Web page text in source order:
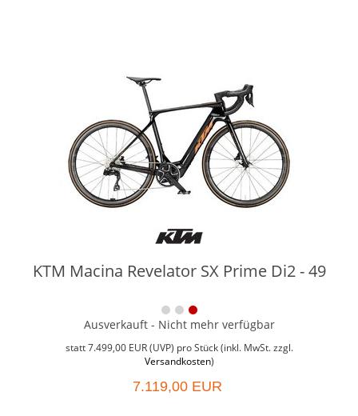
KTM Macina Revelator SX Prime Di2 - 49
Ausverkauft - Nicht mehr verfügbar
statt7.499,00 EUR(UVP) pro Stück (inkl. MwSt. zzgl.
Versandkosten)
7.119,00 EUR